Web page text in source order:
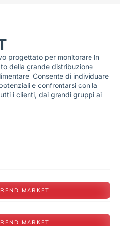
progettato per monitorare in
della grande distribuzione
Consente di individuare
e confrontarsi con la
i clienti, dai grandi gruppi ai
MARKET
MARKET